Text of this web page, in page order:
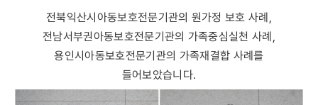
전북익산시아동보호전문기관의 원가정 보호 사례,
전남서부권아동보호전문기관의 가족중심실천 사례,
용인시아동보호전문기관의 가족재결합 사례를
들어보았습니다.